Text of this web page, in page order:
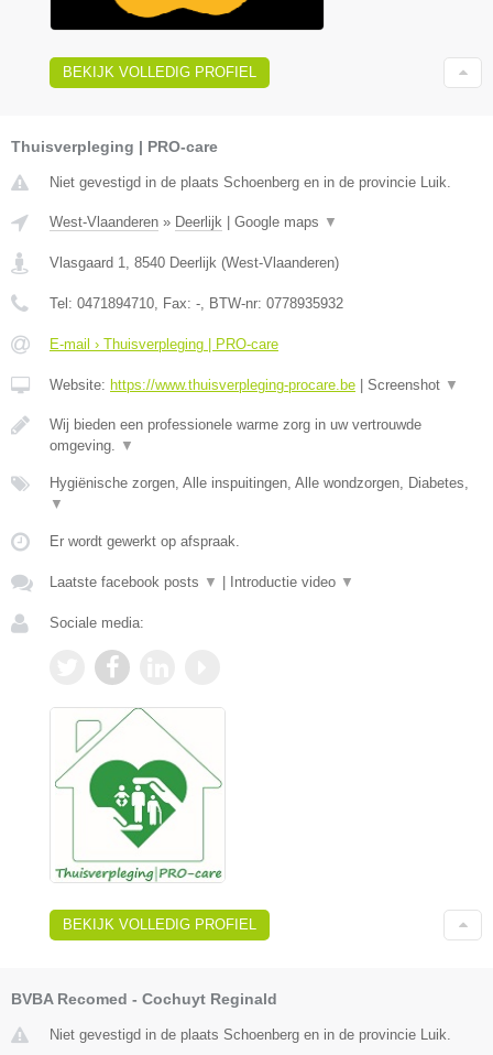
BEKIJK VOLLEDIG PROFIEL
Thuisverpleging | PRO-care
Niet gevestigd in de plaats Schoenberg en in de provincie Luik.
West-Vlaanderen » Deerlijk | Google maps ▼
Vlasgaard 1 8540 Deerlijk (West-Vlaanderen)
Tel: 0471894710 , Fax: - , BTW-nr: 0778935932
E-mail › Thuisverpleging | PRO-care
Website: https://www.thuisverpleging-procare.be | Screenshot ▼
Wij bieden een professionele warme zorg in uw vertrouwde
omgeving.
▼
Hygiënische zorgen, Alle inspuitingen, Alle wondzorgen, Diabetes,
▼
Er wordt gewerkt op afspraak.
Laatste facebook posts ▼ | Introductie video ▼
Sociale media:
BEKIJK VOLLEDIG PROFIEL
BVBA Recomed - Cochuyt Reginald
Niet gevestigd in de plaats Schoenberg en in de provincie Luik.